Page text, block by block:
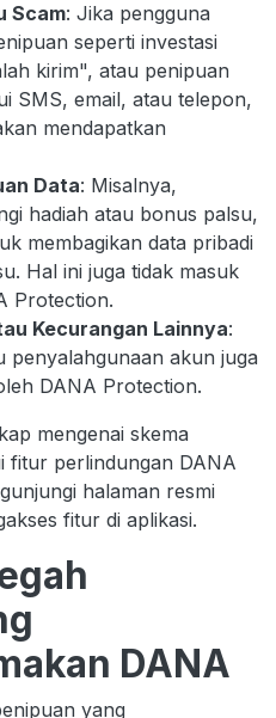
Scam: Jika pengguna
seperti investasi
kirim", atau penipuan
SMS, email, atau telepon,
mendapatkan
Data: Misalnya,
hadiah atau bonus palsu,
membagikan data pribadi
Hal ini juga tidak masuk
Protection.
Kecurangan Lainnya:
penyalahgunaan akun juga
DANA Protection.
mengenai skema
fitur perlindungan DANA
halaman resmi
fitur di aplikasi.
DANA
yang